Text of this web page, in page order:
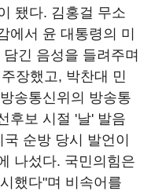
됐다. 김홍걸 무소
에서 윤 대통령의 미
긴 음성을 들려주며
장했고, 박찬대 민
송통신위의 방송통
후보 시절 '날' 발음
순방 당시 발언이
나섰다. 국민의힘은
했다"며 비속어를